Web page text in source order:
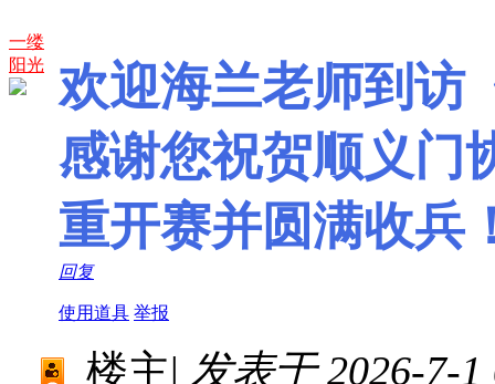
一缕
阳光
欢迎海兰老师到访
感谢您祝贺顺义门
重开赛并圆满收兵
回复
使用道具 举报
楼主| 发表于 2026-7-1